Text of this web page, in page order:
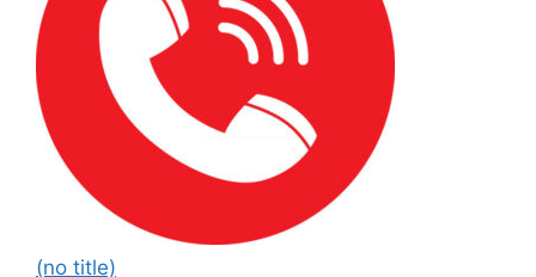
(no title)